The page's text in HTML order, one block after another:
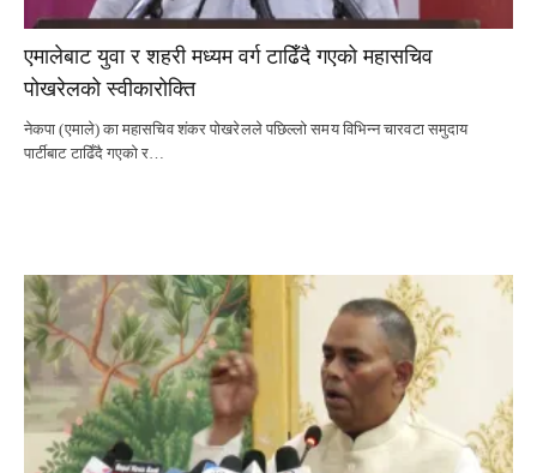
एमालेबाट युवा र शहरी मध्यम वर्ग टाढिँदै गएको महासचिव
पोखरेलको स्वीकारोक्ति
नेकपा (एमाले) का महासचिव शंकर पोखरेलले पछिल्लो समय विभिन्न चारवटा समुदाय
पार्टीबाट टाढिँदै गएको र…